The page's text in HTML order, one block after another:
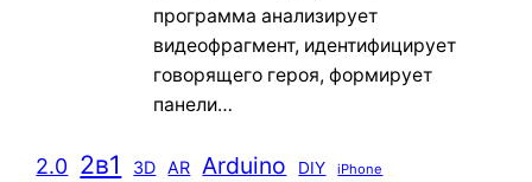
программа анализирует
видеофрагмент, идентифицирует
говорящего героя, формирует
панели…
2.0 2в1 3D AR Arduino DIY iPhone